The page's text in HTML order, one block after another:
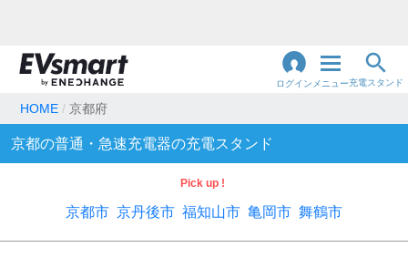
ログイン メニュー充電スタンド
る
地名・観光スポット・住所で検索
充電器の種類
HOME 京都府
京都の普通・急速充電器の充電スタンド
Pick up !
京都市 京丹後市 福知山市 亀岡市 舞鶴市